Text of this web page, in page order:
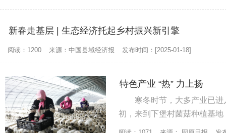
新春走基层 | 生态经济托起乡村振兴新引擎
阅读：1200 来源：中国县域经济报 发布时间：[2025-01-18]
特色产业 “热” 力上扬
寒冬时节，大多产业已
初，来到下堡村菌菇种植基
棒摆放整齐，两侧的平菇已